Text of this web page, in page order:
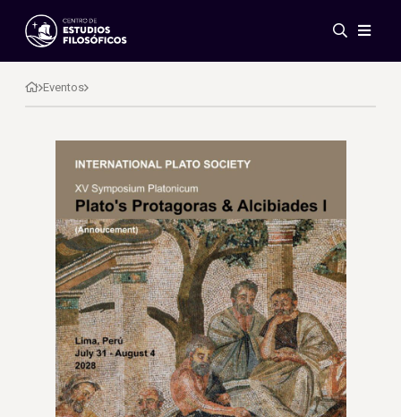
Eventos
Novedades
Investigación
Redes
Publicaciones
Galería
EN
Acerca de nosotros
Miembros
Reglamento
Convenios
Eventos